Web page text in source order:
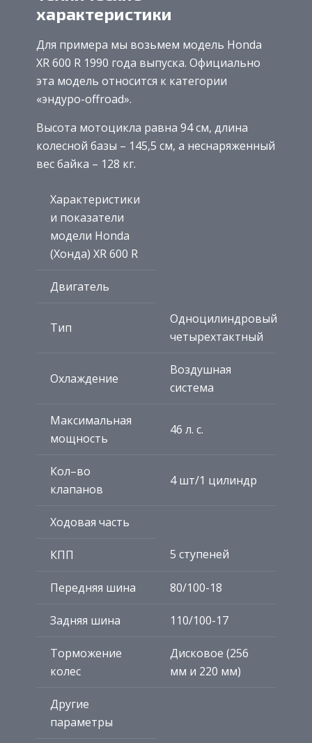
характеристики
Для примера мы возьмем модель Honda
XR 600 R 1990 года выпуска. Официально
эта модель относится к категории
«эндуро-offroad».
Высота мотоцикла равна 94 см, длина
колесной базы – 145,5 см, а неснаряженный
вес байка – 128 кг.
Характеристики
и показатели
модели Honda
(Хонда) XR 600 R
Двигатель
Тип
Одноцилиндровый
четырехтактный
Охлаждение
Воздушная
система
Максимальная
мощность
46 л. с.
Кол–во
клапанов
4 шт/1 цилиндр
Ходовая часть
КПП 5 ступеней
Передняя шина 80/100-18
Задняя шина 110/100-17
Торможение
колес
Дисковое (256
мм и 220 мм)
Другие
параметры